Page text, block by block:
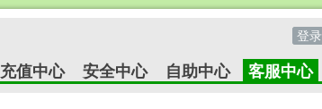
登录
充值中心 安全中心 自助中心 客服中心